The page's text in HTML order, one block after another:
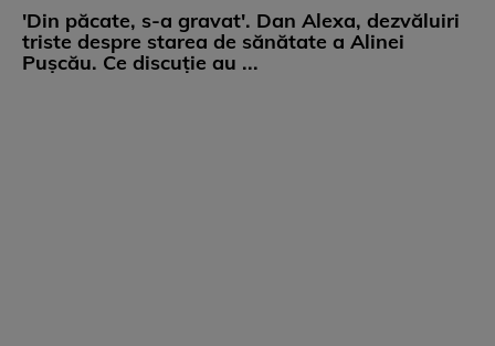
'Din păcate, s-a gravat'. Dan Alexa, dezvăluiri
triste despre starea de sănătate a Alinei
Pușcău. Ce discuție au ...